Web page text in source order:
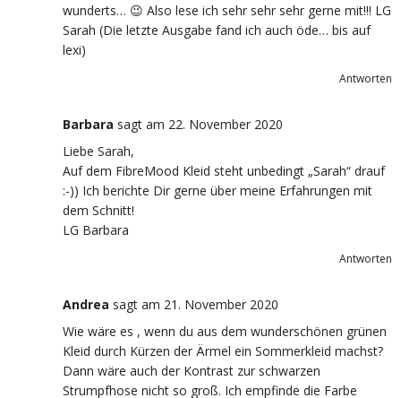
wunderts… 😉 Also lese ich sehr sehr sehr gerne mit!!! LG
Sarah (Die letzte Ausgabe fand ich auch öde… bis auf
lexi)
Antworten
Barbara sagt am 22. November 2020
Liebe Sarah,
Auf dem FibreMood Kleid steht unbedingt „Sarah“ drauf
:-)) Ich berichte Dir gerne über meine Erfahrungen mit
dem Schnitt!
LG Barbara
Antworten
Andrea sagt am 21. November 2020
Wie wäre es , wenn du aus dem wunderschönen grünen
Kleid durch Kürzen der Ärmel ein Sommerkleid machst?
Dann wäre auch der Kontrast zur schwarzen
Strumpfhose nicht so groß. Ich empfinde die Farbe